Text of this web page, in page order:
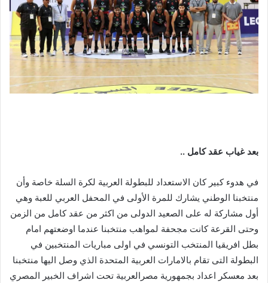
بعد غياب عقد كامل ..
في هدوء كبير كان الاستعداد للبطولة العربية لكرة السلة خاصة وأن
منتخبنا الوطني يشارك للمرة الأولى في المحفل العربي للعبة وهي
أول مشاركة له على الصعيد الدولى من اكثر من عقد كامل من الزمن
وحتى القرعة كانت مجحفة لمواهب منتخبنا عندما اوضعتهم امام
بطل افريقيا المنتخب التونسي في اولى مباريات المنتخبين في
البطولة التى تقام بالامارات العربية المتحدة الذي وصل اليها منتخبنا
بعد معسكر اعداد بجمهورية مصرالعربية تحت اشراف الخبير المصري